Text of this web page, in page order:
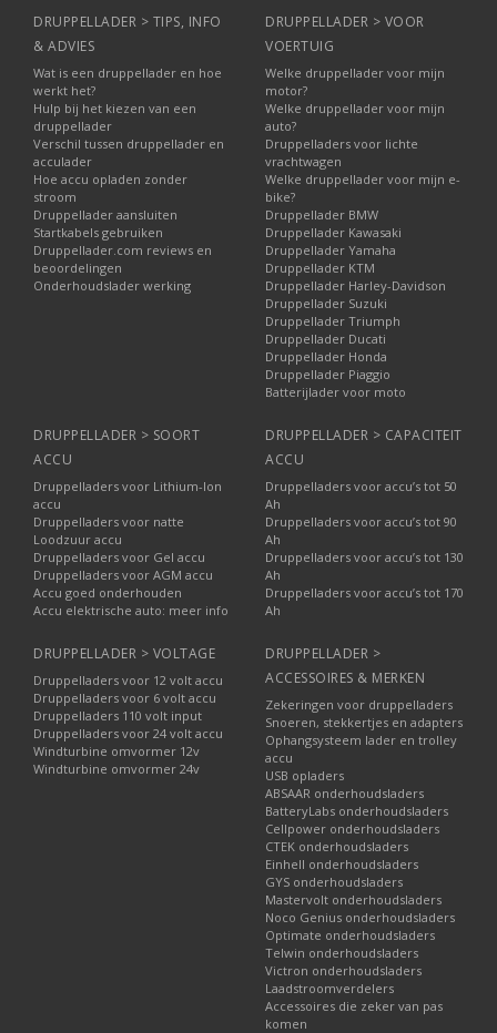
DRUPPELLADER > TIPS, INFO
& ADVIES
Wat is een druppellader en hoe
werkt het?
Hulp bij het kiezen van een
druppellader
Verschil tussen druppellader en
acculader
Hoe accu opladen zonder
stroom
Druppellader aansluiten
Startkabels gebruiken
Druppellader.com reviews en
beoordelingen
Onderhoudslader werking
DRUPPELLADER > VOOR
VOERTUIG
Welke druppellader voor mijn
motor?
Welke druppellader voor mijn
auto?
Druppelladers voor lichte
vrachtwagen
Welke druppellader voor mijn e-
bike?
Druppellader BMW
Druppellader Kawasaki
Druppellader Yamaha
Druppellader KTM
Druppellader Harley-Davidson
Druppellader Suzuki
Druppellader Triumph
Druppellader Ducati
Druppellader Honda
Druppellader Piaggio
Batterijlader voor moto
DRUPPELLADER > SOORT
ACCU
Druppelladers voor Lithium-Ion
accu
Druppelladers voor natte
Loodzuur accu
Druppelladers voor Gel accu
Druppelladers voor AGM accu
Accu goed onderhouden
Accu elektrische auto: meer info
DRUPPELLADER > CAPACITEIT
ACCU
Druppelladers voor accu’s tot 50
Ah
Druppelladers voor accu’s tot 90
Ah
Druppelladers voor accu’s tot 130
Ah
Druppelladers voor accu’s tot 170
Ah
DRUPPELLADER > VOLTAGE
Druppelladers voor 12 volt accu
Druppelladers voor 6 volt accu
Druppelladers 110 volt input
Druppelladers voor 24 volt accu
Windturbine omvormer 12v
Windturbine omvormer 24v
DRUPPELLADER >
ACCESSOIRES & MERKEN
Zekeringen voor druppelladers
Snoeren, stekkertjes en adapters
Ophangsysteem lader en trolley
accu
USB opladers
ABSAAR onderhoudsladers
BatteryLabs onderhoudsladers
Cellpower onderhoudsladers
CTEK onderhoudsladers
Einhell onderhoudsladers
GYS onderhoudsladers
Mastervolt onderhoudsladers
Noco Genius onderhoudsladers
Optimate onderhoudsladers
Telwin onderhoudsladers
Victron onderhoudsladers
Laadstroomverdelers
Accessoires die zeker van pas
komen